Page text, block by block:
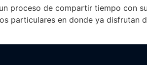
proceso de compartir tiempo con
particulares en donde ya disfrutan